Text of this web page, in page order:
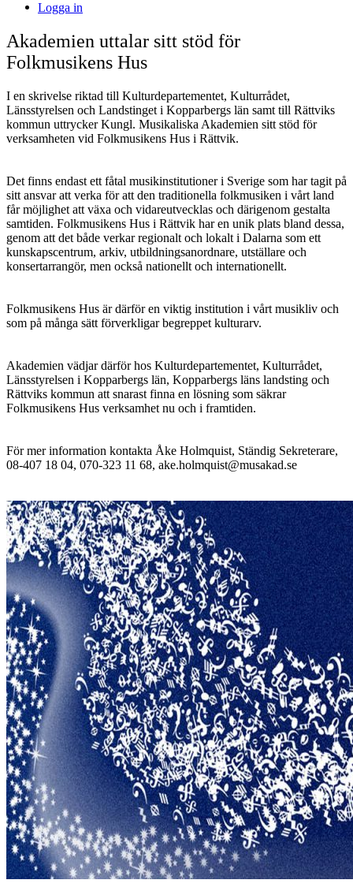
Logga in
Akademien uttalar sitt stöd för
Folkmusikens Hus
I en skrivelse riktad till Kulturdepartementet, Kulturrådet,
Länsstyrelsen och Landstinget i Kopparbergs län samt till Rättviks
kommun uttrycker Kungl. Musikaliska Akademien sitt stöd för
verksamheten vid Folkmusikens Hus i Rättvik.
Det finns endast ett fåtal musikinstitutioner i Sverige som har tagit på
sitt ansvar att verka för att den traditionella folkmusiken i vårt land
får möjlighet att växa och vidareutvecklas och därigenom gestalta
samtiden. Folkmusikens Hus i Rättvik har en unik plats bland dessa,
genom att det både verkar regionalt och lokalt i Dalarna som ett
kunskapscentrum, arkiv, utbildningsanordnare, utställare och
konsertarrangör, men också nationellt och internationellt.
Folkmusikens Hus är därför en viktig institution i vårt musikliv och
som på många sätt förverkligar begreppet kulturarv.
Akademien vädjar därför hos Kulturdepartementet, Kulturrådet,
Länsstyrelsen i Kopparbergs län, Kopparbergs läns landsting och
Rättviks kommun att snarast finna en lösning som säkrar
Folkmusikens Hus verksamhet nu och i framtiden.
För mer information kontakta Åke Holmquist, Ständig Sekreterare,
08-407 18 04, 070-323 11 68, ake.holmquist@musakad.se